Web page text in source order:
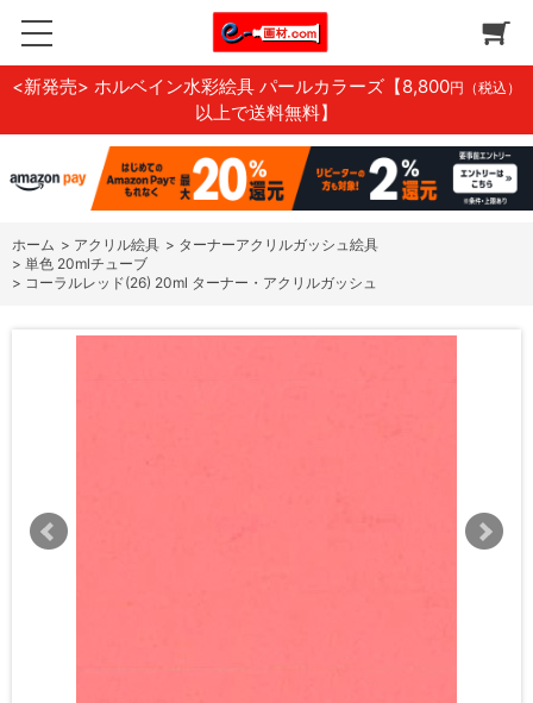
<新発売> ホルベイン水彩絵具 パールカラーズ 【8,800円（税込）
以上で送料無料】
ホーム > アクリル絵具 > ターナーアクリルガッシュ絵具
> 単色 20mlチューブ
> コーラルレッド(26) 20ml ターナー・アクリルガッシュ